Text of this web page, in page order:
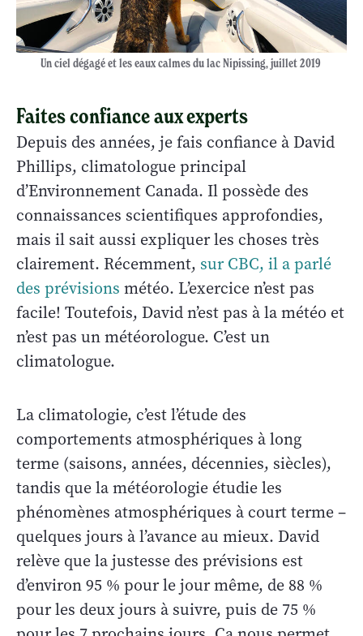
Un ciel dégagé et les eaux calmes du lac Nipissing, juillet 2019
Faites confiance auxexperts
Depuis des années, je fais confiance à David
Phillips, climatologue principal
d’Environnement Canada. Il possède des
connaissances scientifiques approfondies,
mais il sait aussi expliquer les choses très
clairement. Récemment, sur CBC, il a parlé
des prévisions météo. L’exercice n’est pas
facile! Toutefois, David n’est pas à la météo et
n’est pas un météorologue. C’est un
climatologue.
La climatologie, c’est l’étude des
comportements atmosphériques à long
terme (saisons, années, décennies, siècles),
tandis que la météorologie étudie les
phénomènes atmosphériques à court terme –
quelques jours à l’avance au mieux. David
relève que la justesse des prévisions est
d’environ 95 % pour le jour même, de 88 %
pour les deux jours à suivre, puis de 75 %